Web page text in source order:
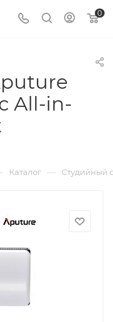
0
All-in-
Каталог — Студийный